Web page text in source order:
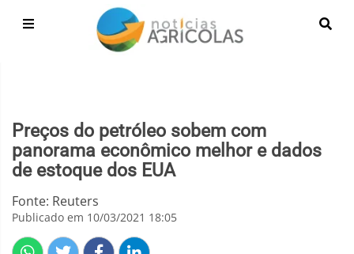
Preços do petróleo sobem com
panorama econômico melhor e dados
de estoque dos EUA
Fonte: Reuters
Publicado em 10/03/2021 18:05